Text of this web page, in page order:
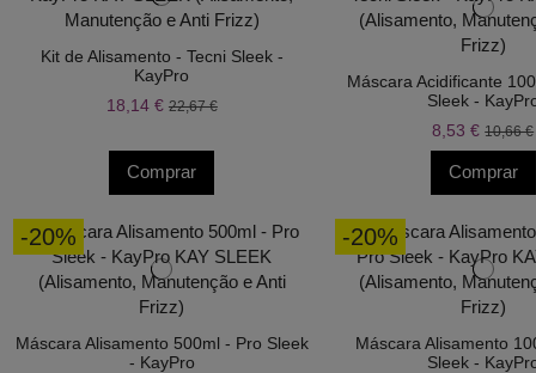
Kit de Alisamento - Tecni Sleek -
KayPro
18,14 € 22,67 €
Comprar
Máscara Acidificante
Sleek -
8,53 €10,66 €
Comprar
-20%
Máscara Alisamento 500ml - Pro Sleek
- KayPro
-20%
Máscara Alisamento
Sleek -